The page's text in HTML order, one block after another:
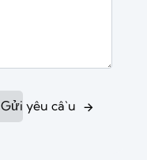
Gửi yêu cầu